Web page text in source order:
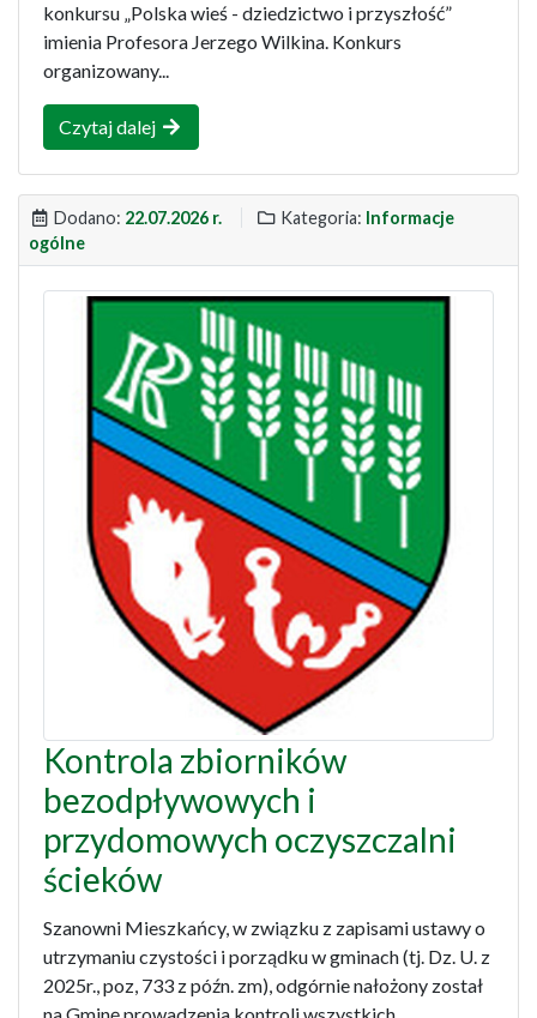
konkursu „Polska wieś - dziedzictwo i przyszłość”
imienia Profesora Jerzego Wilkina. Konkurs
organizowany...
Czytaj dalej
Dodano: 22.07.2026 r. Kategoria: Informacje
ogólne
Kontrola zbiorników
bezodpływowych i
przydomowych oczyszczalni
ścieków
Szanowni Mieszkańcy, w związku z zapisami ustawy o
utrzymaniu czystości i porządku w gminach (tj. Dz. U. z
2025r., poz, 733 z późn. zm), odgórnie nałożony został